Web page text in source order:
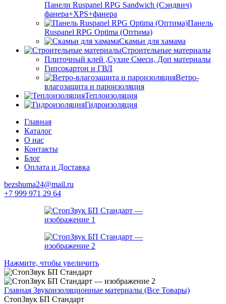
Панели Ruspanel RPG Sandwich (Сэндвич)
фанера+XPS+фанера
Панель
Ruspanel RPG Optima (Оптима)
Скамьи для хамама
Строительные материалы
Плиточный клей ,Сухие Смеси, Доп материалы
Гипсокартон и ГВЛ
Ветро-
влагозащита и пароизоляция
Теплоизоляция
Гидроизоляция
Главная
Каталог
О нас
Контакты
Блог
Оплата и Доставка
bezshuma24@mail.ru
+7 999 971 29 64
Нажмите, чтобы увеличить
Главная Звукоизоляционные материалы (Все Товары)
СтопЗвук БП Стандарт